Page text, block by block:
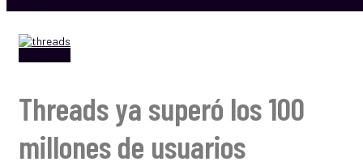
Threads ya superó los 100
millones de usuarios